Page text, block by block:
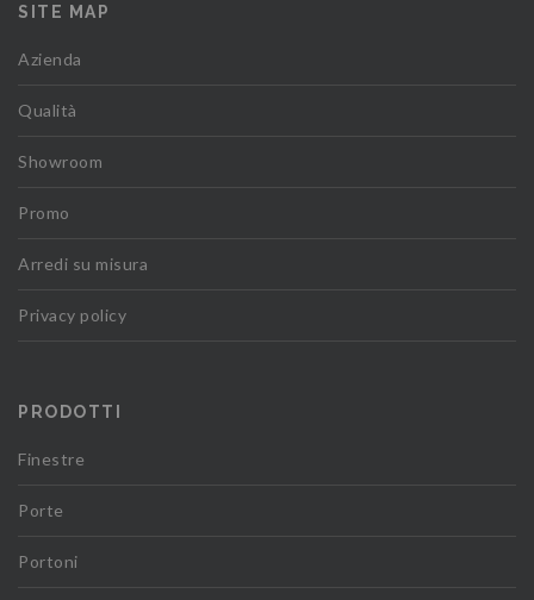
SITE MAP
Azienda
Qualità
Showroom
Promo
Arredi su misura
Privacy policy
PRODOTTI
Finestre
Porte
Portoni